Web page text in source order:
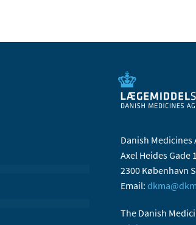
Danish Medicines
Axel Heides Gade 1
2300 København S
Email:
The Danish